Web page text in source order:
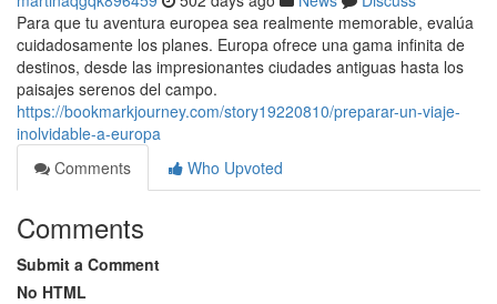
Para que tu aventura europea sea realmente memorable, evalúa
cuidadosamente los planes. Europa ofrece una gama infinita de
destinos, desde las impresionantes ciudades antiguas hasta los
paisajes serenos del campo.
https://bookmarkjourney.com/story19220810/preparar-un-viaje-
inolvidable-a-europa
Comments
Who Upvoted
Comments
Submit a Comment
No HTML